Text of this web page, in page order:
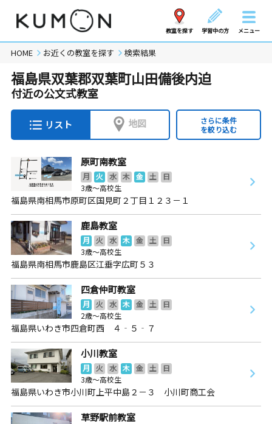
教室を探す 学習中の方 メニュー
HOME お近くの教室を探す 検索結果
福島県双葉郡双葉町山田備後内迫
付近の公文式教室
リスト 地図
さらに条件
を絞り込む
原町南教室
月 火 水 木 金 土
日
3歳～高校生
福島県南相馬市原町区国見町２丁目１２３－１
鹿島教室
月 火 水 木 金 土
日
3歳～高校生
福島県南相馬市鹿島区江垂字広町５３
四倉仲町教室
月 火 水 木 金 土
日
2歳～高校生
福島県いわき市四倉町西 ４‐５‐７
小川教室
月 火 水 木 金 土
日
3歳～高校生
福島県いわき市小川町上平中島２－３ 小川町商工会
草野駅前教室